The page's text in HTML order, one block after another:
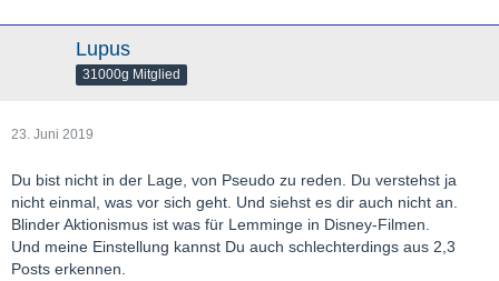
Lupus
31000g Mitglied
23. Juni 2019
Du bist nicht in der Lage, von Pseudo zu reden. Du verstehst ja
nicht einmal, was vor sich geht. Und siehst es dir auch nicht an.
Blinder Aktionismus ist was für Lemminge in Disney-Filmen.
Und meine Einstellung kannst Du auch schlechterdings aus 2,3
Posts erkennen.